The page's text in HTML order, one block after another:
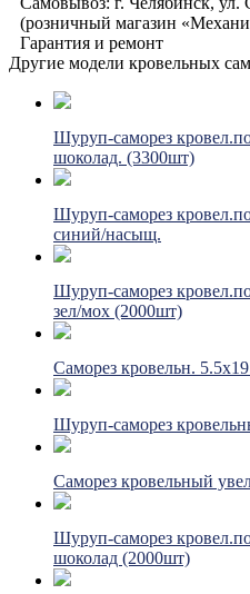
(розничный магазин
Гарантия и ремонт
Другие модели кровельных
Шуруп-саморез
шоколад. (3300шт)
Шуруп-саморез
синий/насыщ.
Шуруп-саморез
зел/мох (2000шт)
Саморез кровельн.
Шуруп-саморез
Саморез кровельный
Шуруп-саморез
шоколад (2000шт)